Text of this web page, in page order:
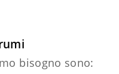
bisogno sono: